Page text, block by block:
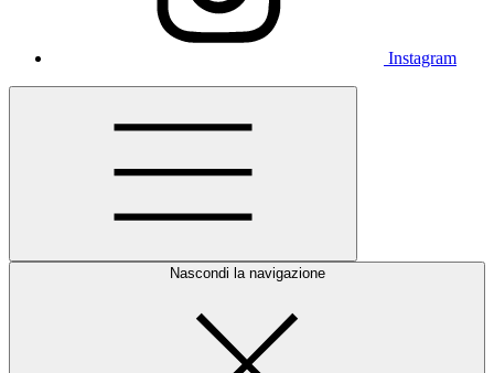
Instagram
Nascondi la navigazione